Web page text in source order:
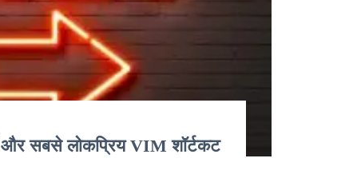
सबसे लोकप्रिय VIM शॉर्टकट